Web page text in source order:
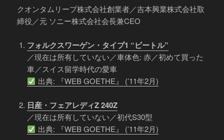
クオンタムリープ株式会社創業者／吉本興業株式会社取
締役／元 ソニー株式会社会長兼CEO
フォルクスワーゲン・タイプ1 “ビートル”
／現在は所有していない／車体色: 赤／初めて買った
車／スイス留学時代の愛車
出典: 『WEB GOETHE』 (’11年2月)
日産・フェアレディZ 240Z
／現在は所有していない／初代S30型
出典: 『WEB GOETHE』 (’11年2月)